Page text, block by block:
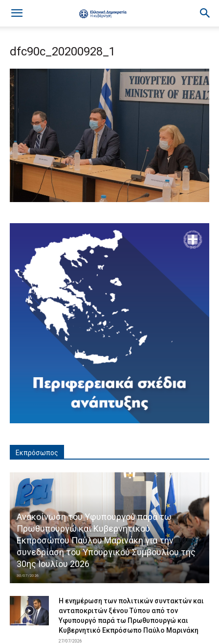
dfc90c_20200928_1
Εκπρόσωπος
Ανακοίνωση του Υφυπουργού παρά τω
Πρωθυπουργώ και Κυβερνητικού
Εκπροσώπου Παύλου Μαρινάκη για την
συνεδρίαση του Υπουργικού Συμβουλίου της
30ης Ιουλίου 2026
30/07/2026
Η ενημέρωση των πολιτικών συντακτών και
ανταποκριτών ξένου Τύπου από τον
Υφυπουργό παρά τω Πρωθυπουργώ και
Κυβερνητικό Εκπρόσωπο Παύλο Μαρινάκη
27/07/2026